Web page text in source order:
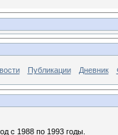
Публикации Дневник
с 1988 по 1993 годы.